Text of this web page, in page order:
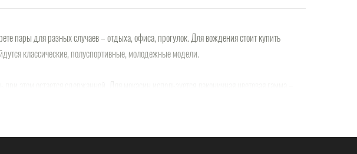
пары для разных случаев – отдыха, офиса, прогулок. Для вождения стоит купить
классические, полуспортивные, молодежные модели.
– еще один «трендовый» дизайнерский ход, придающий вашему образу оригинальность.